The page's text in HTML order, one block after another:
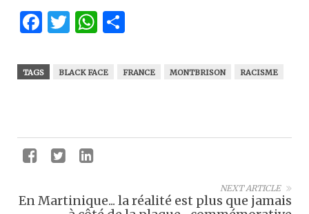
Facebook
Twitter
WhatsApp
TAGS BLACK FACE FRANCE MONTBRISON RACISME
NEXT ARTICLE
En Martinique... la réalité est plus que jamais